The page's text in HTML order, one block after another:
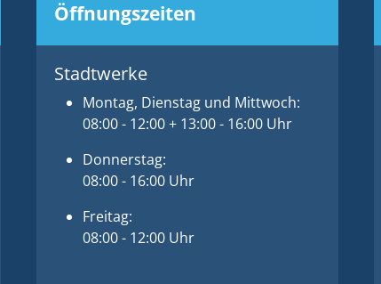
Öffnungszeiten
Stadtwerke
Montag, Dienstag und Mittwoch:
08:00 - 12:00 + 13:00 - 16:00 Uhr
Donnerstag:
08:00 - 16:00 Uhr
Freitag:
08:00 - 12:00 Uhr